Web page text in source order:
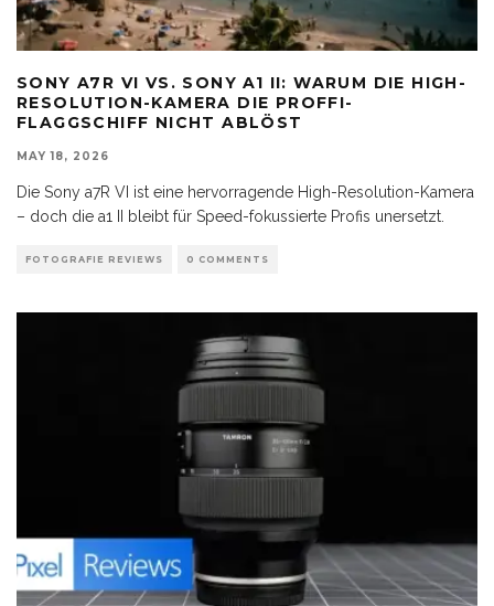
SONY A7R VI VS. SONY A1 II: WARUM DIE HIGH-
RESOLUTION-KAMERA DIE PROFFI-
FLAGGSCHIFF NICHT ABLÖST
MAY 18, 2026
Die Sony a7R VI ist eine hervorragende High-Resolution-Kamera
– doch die a1 II bleibt für Speed-fokussierte Profis unersetzt.
FOTOGRAFIE REVIEWS 0 COMMENTS